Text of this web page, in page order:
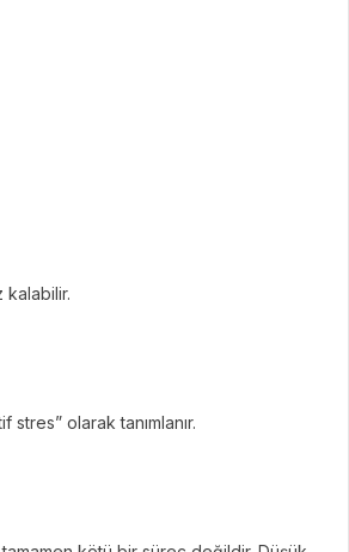
kalabilir.
stres” olarak tanımlanır.